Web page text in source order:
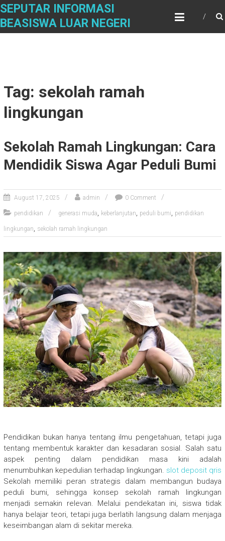
Skip
content
SEPUTAR INFORMASI
BEASISWA LUAR NEGERI
Tag: sekolah ramah
lingkungan
Sekolah Ramah Lingkungan: Cara
Mendidik Siswa Agar Peduli Bumi
August 17, 2025 admin 0 Comment
pendidikan generasi muda, keberlanjutan, peduli bumi, pendidikan
lingkungan, sekolah ramah lingkungan
Pendidikan bukan hanya tentang ilmu pengetahuan, tetapi juga
tentang membentuk karakter dan kesadaran sosial. Salah satu
aspek penting dalam pendidikan masa kini adalah
menumbuhkan kepedulian terhadap lingkungan. slot deposit qris
Sekolah memiliki peran strategis dalam membangun budaya
peduli bumi, sehingga konsep sekolah ramah lingkungan
menjadi semakin relevan. Melalui pendekatan ini, siswa tidak
hanya belajar teori, tetapi juga berlatih langsung dalam menjaga
keseimbangan alam di sekitar mereka.